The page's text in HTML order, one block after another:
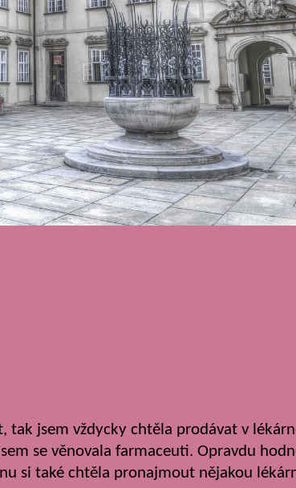
tak jsem vždycky chtěla prodávat v
se věnovala farmaceuti. Opravdu
si také chtěla pronajmout nějakou